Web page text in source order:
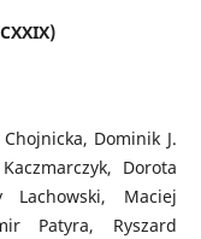
Dominik J.
Dorota
Lachowski, Maciej
Patyra, Ryszard